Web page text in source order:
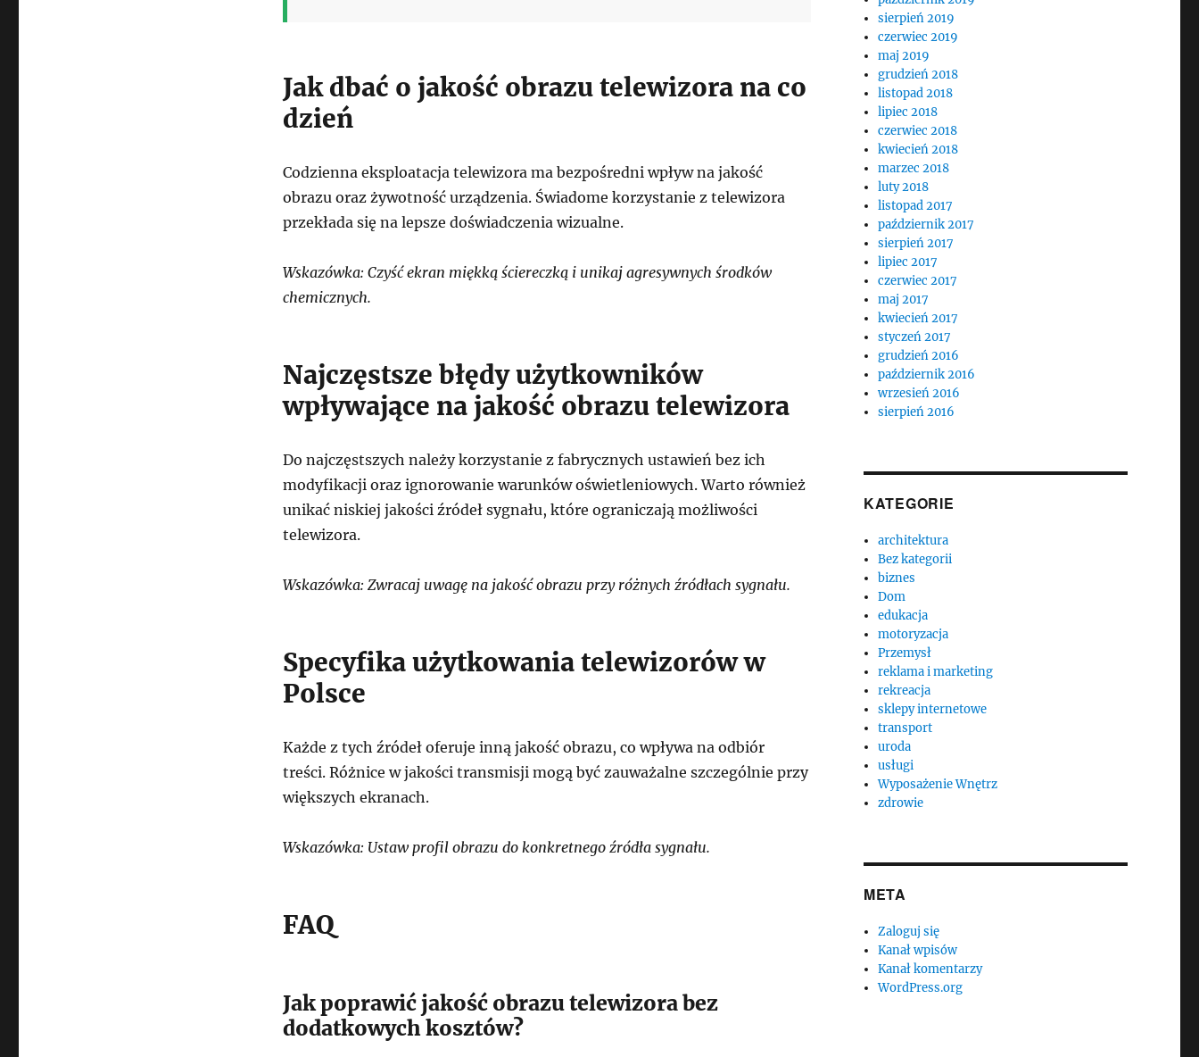
Jak dbać o jakość obrazu telewizora na co
dzień
Codzienna eksploatacja telewizora ma bezpośredni wpływ na jakość
obrazu oraz żywotność urządzenia. Świadome korzystanie z telewizora
przekłada się na lepsze doświadczenia wizualne.
Wskazówka: Czyść ekran miękką ściereczką i unikaj agresywnych środków
chemicznych.
Najczęstsze błędy użytkowników
wpływające na jakość obrazu telewizora
Do najczęstszych należy korzystanie z fabrycznych ustawień bez ich
modyfikacji oraz ignorowanie warunków oświetleniowych. Warto również
unikać niskiej jakości źródeł sygnału, które ograniczają możliwości
telewizora.
Wskazówka: Zwracaj uwagę na jakość obrazu przy różnych źródłach sygnału.
Specyfika użytkowania telewizorów w
Polsce
Każde z tych źródeł oferuje inną jakość obrazu, co wpływa na odbiór
treści. Różnice w jakości transmisji mogą być zauważalne szczególnie przy
większych ekranach.
Wskazówka: Ustaw profil obrazu do konkretnego źródła sygnału.
FAQ
Jak poprawić jakość obrazu telewizora bez
dodatkowych kosztów?
sierpień 2019
czerwiec 2019
maj 2019
grudzień 2018
listopad 2018
lipiec 2018
czerwiec 2018
kwiecień 2018
marzec 2018
luty 2018
listopad 2017
październik 2017
sierpień 2017
lipiec 2017
czerwiec 2017
maj 2017
kwiecień 2017
styczeń 2017
grudzień 2016
październik 2016
wrzesień 2016
sierpień 2016
KATEGORIE
architektura
Bez kategorii
biznes
Dom
edukacja
motoryzacja
Przemysł
reklama i marketing
rekreacja
sklepy internetowe
transport
uroda
usługi
Wyposażenie Wnętrz
zdrowie
META
Zaloguj się
Kanał wpisów
Kanał komentarzy
WordPress.org